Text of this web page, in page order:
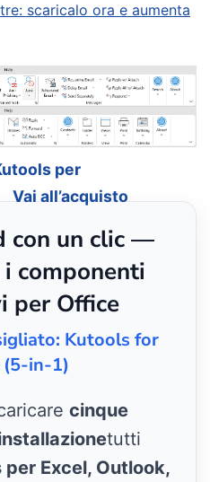
scaricalo ora e aumenta
per
Vai all’acquisto
con un clic —
componenti
per Office
Kutools for
(5-in-1)
cinque
tutti
per Excel, Outlook,